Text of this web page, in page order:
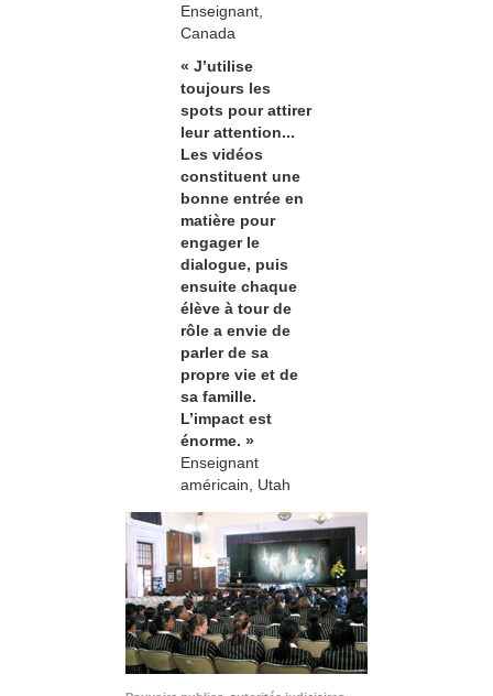
Enseignant,
Canada
« J’utilise
toujours les
spots pour attirer
leur attention...
Les vidéos
constituent une
bonne entrée en
matière pour
engager le
dialogue, puis
ensuite chaque
élève à tour de
rôle a envie de
parler de sa
propre vie et de
sa famille.
L’impact est
énorme. »
Enseignant
américain, Utah